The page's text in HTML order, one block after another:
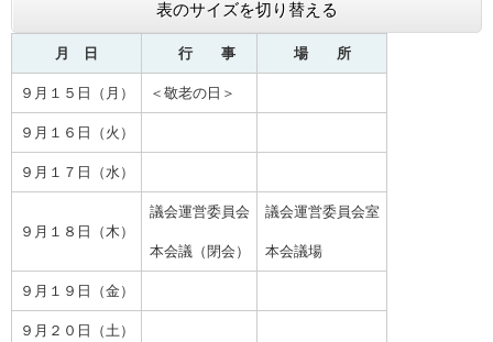
表のサイズを切り替える
月 日 行 事 場 所
９月１５日（月） ＜敬老の日＞
９月１６日（火）
９月１７日（水）
９月１８日（木）
議会運営委員会
本会議（閉会）
議会運営委員会室
本会議場
９月１９日（金）
９月２０日（土）